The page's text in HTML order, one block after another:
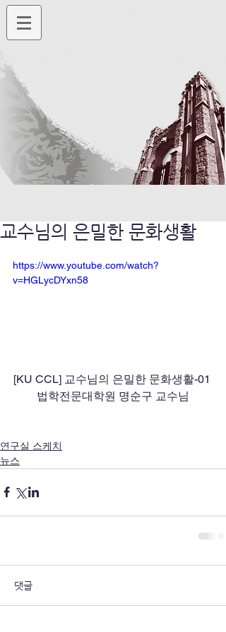
교수님의 은밀한 문화생활
https://www.youtube.com/watch?
v=HGLycDYxn58
[KU CCL] 교수님의 은밀한 문화생활-01
법학전문대학원 명순구 교수님
연구실 스케치
뉴스
댓글